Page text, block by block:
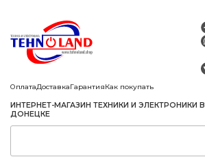
ОплатаДоставкаГарантияКак покупать
ИНТЕРНЕТ-МАГАЗИН ТЕХНИКИ И ЭЛЕКТРОНИКИ В
ДОНЕЦКЕ